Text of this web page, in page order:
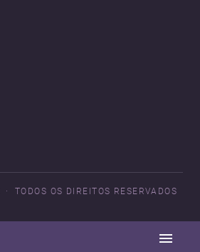
TODOS OS DIREITOS RESERVADOS